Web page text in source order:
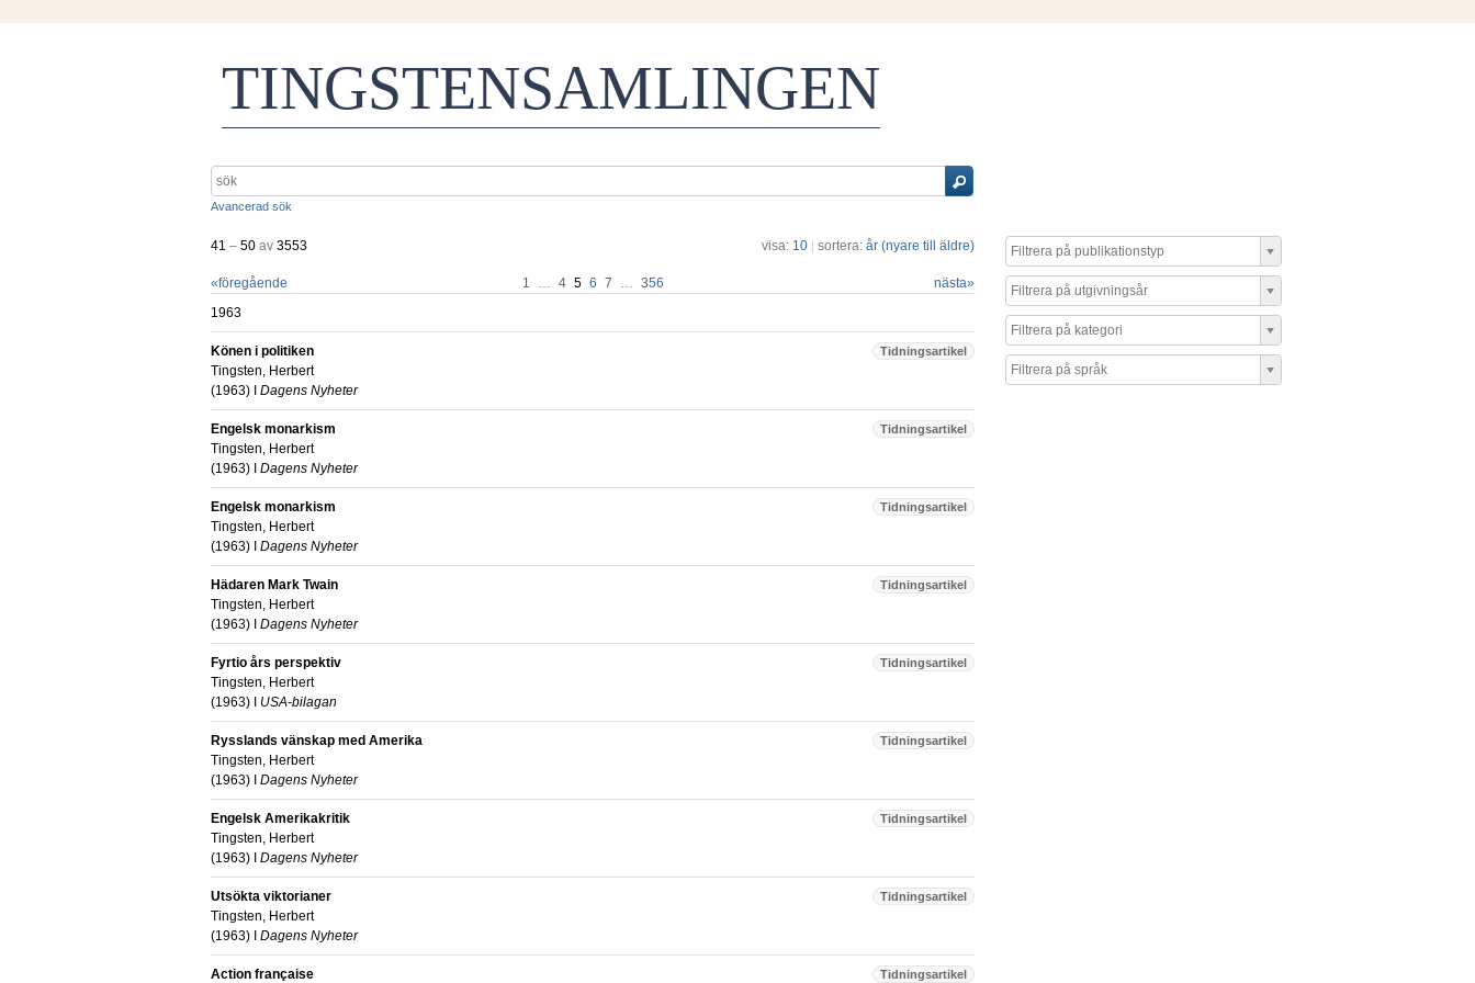
TINGSTENSAMLINGEN
Avancerad sök
41 – 50 av 3553 visa: 10 sortera: år (nyare till äldre)
«föregående 1 … 4 5 6 7 … 356 nästa»
1963
Tidningsartikel
Könen i politiken
Tingsten, Herbert
(1963) I Dagens Nyheter
Tidningsartikel
Engelsk monarkism
Tingsten, Herbert
(1963) I Dagens Nyheter
Tidningsartikel
Engelsk monarkism
Tingsten, Herbert
(1963) I Dagens Nyheter
Tidningsartikel
Hädaren Mark Twain
Tingsten, Herbert
(1963) I Dagens Nyheter
Tidningsartikel
Fyrtio års perspektiv
Tingsten, Herbert
(1963) I USA-bilagan
Tidningsartikel
Rysslands vänskap med Amerika
Tingsten, Herbert
(1963) I Dagens Nyheter
Tidningsartikel
Engelsk Amerikakritik
Tingsten, Herbert
(1963) I Dagens Nyheter
Tidningsartikel
Utsökta viktorianer
Tingsten, Herbert
(1963) I Dagens Nyheter
Tidningsartikel
Action française
Filtrera på publikationstyp
Filtrera på utgivningsår
Filtrera på kategori
Filtrera på språk